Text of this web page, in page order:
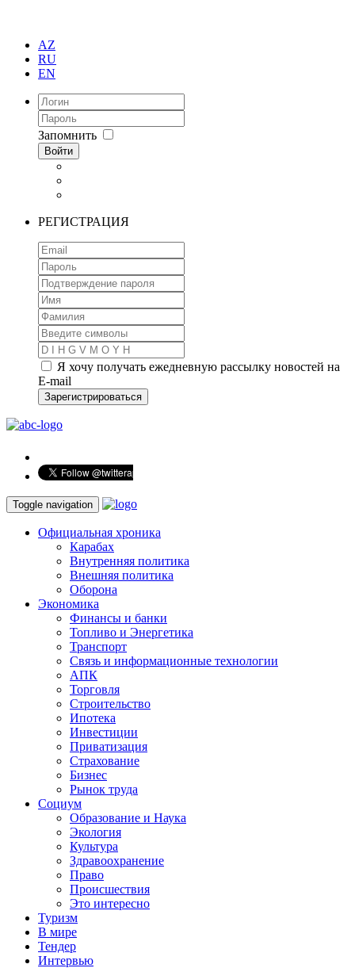
AZ
RU
EN
Запомнить
Войти
РЕГИСТРАЦИЯ
Я хочу получать ежедневную рассылку новостей на
E-mail
Зарегистрироваться
Toggle navigation
Официальная хроника
Карабах
Внутренняя политика
Внешняя политика
Оборона
Экономика
Финансы и банки
Топливо и Энергетика
Транспорт
Связь и информационные технологии
АПК
Торговля
Строительство
Ипотека
Инвестиции
Приватизация
Страхование
Бизнес
Рынок труда
Социум
Образование и Наука
Экология
Культура
Здравоохранение
Право
Происшествия
Это интересно
Туризм
В мире
Тендер
Интервью